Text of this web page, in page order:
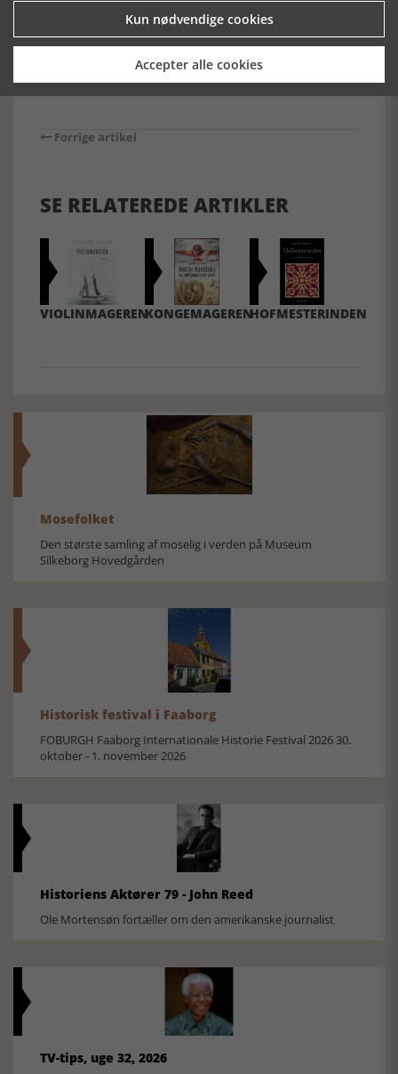
godbidder.
Forrige artikel
SE RELATEREDE ARTIKLER
VIOLINMAGERENKONGEMAGERENHOFMESTERINDEN
Mosefolket
Den største samling af moselig i verden på Museum
Silkeborg Hovedgården
Historisk festival i Faaborg
FOBURGH Faaborg Internationale Historie Festival 2026 30.
oktober - 1. november 2026
Historiens Aktører 79 - John Reed
Ole Mortensøn fortæller om den amerikanske journalist
TV-tips, uge 32, 2026
Kun nødvendige cookies
Accepter alle cookies